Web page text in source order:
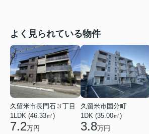
よく見られている物件
久留米市長門石３丁目
1LDK (46.33㎡)
7.2万円
久留米市国分町
1DK (35.00㎡)
3.8万円